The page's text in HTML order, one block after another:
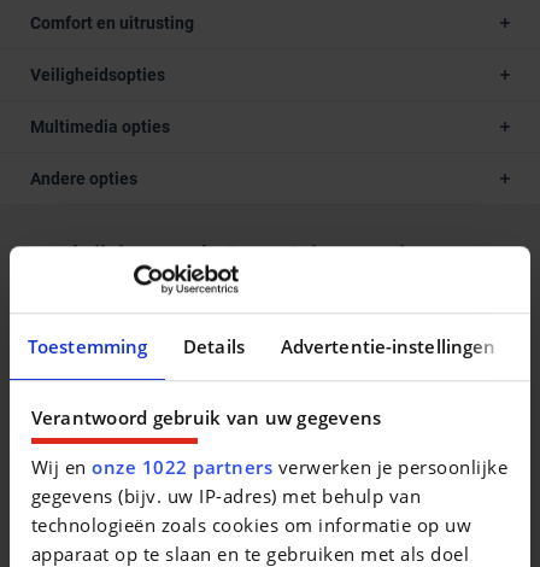
Toestemming Details Advertentie-instellingen
Verantwoord gebruik van uw gegevens
Wij enonze 1022 partners verwerken je persoonlijke
gegevens (bijv. uw IP-adres) met behulp van
technologieën zoals cookies om informatie op uw
apparaat op te slaan en te gebruiken met als doel
Comfort en uitrusting
Veiligheidsopties
Multimedia opties
Andere opties
Beschrijving van het voertuig occasie
Alle DECAIGNY TWEEDEHANDS zijn gecertificeerd door
Opel en goedgekeurd door het erkende keuringsbureau
minimum 1 jaar Europese bijstand op de weg (Touring
Opel en Chevrolet verdeler - iedere wagen voldoet aan de
strenge Opel Certified Used Cars normen - uitgebreide
testrit mogelijk om onze kwaliteit te ervaren - iedere wagen